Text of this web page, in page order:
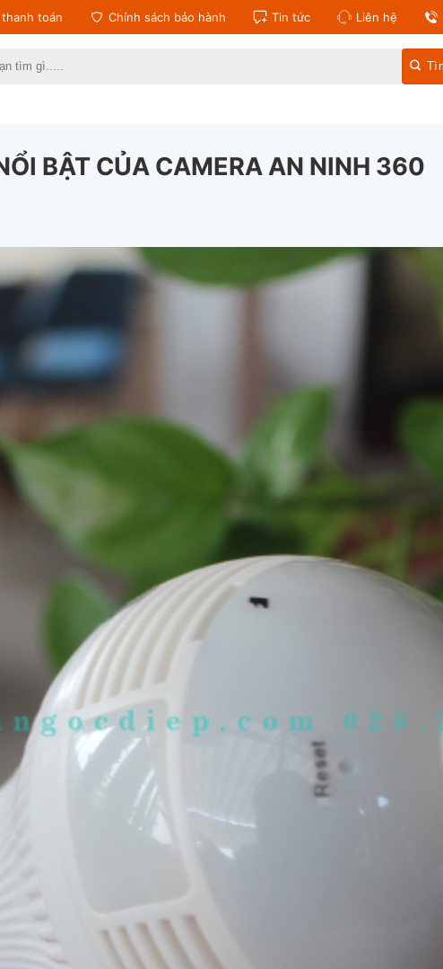
toán Chính sách bảo hành Tin tức Liên hệ
BẬT CỦA CAMERA AN NINH 360